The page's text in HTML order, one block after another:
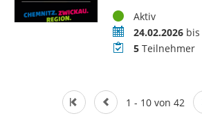
StatusAktiv
Zeitraum24.02.2026bis
Teilnehmer
5Teilnehmer
1 - 10 von 42